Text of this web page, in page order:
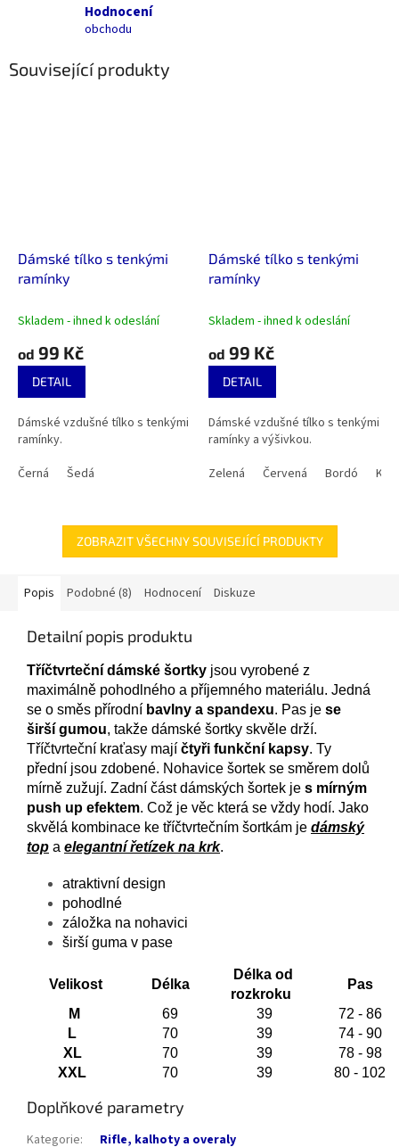
Hodnocení
obchodu
Související produkty
Dámské tílko s tenkými
ramínky
Skladem - ihned k odeslání
od 99 Kč
DETAIL
Dámské vzdušné tílko s tenkými
ramínky.
Černá
Šedá
Dámské tílko s tenkými
ramínky
Skladem - ihned k odeslání
od 99 Kč
DETAIL
Dámské vzdušné tílko s tenkými
ramínky a výšivkou.
Zelená
Červená Bordó
ZOBRAZIT VŠECHNY SOUVISEJÍCÍ PRODUKTY
Popis Podobné (8) Hodnocení Diskuze
Detailní popis produktu
Tříčtvrteční dámské šortky jsou vyrobené z
maximálně pohodlného a příjemného materiálu. Jedná
se o směs přírodní bavlny a spandexu. Pas je se
širší gumou, takže dámské šortky skvěle drží.
Tříčtvrteční kraťasy mají čtyři funkční kapsy. Ty
přední jsou zdobené. Nohavice šortek se směrem dolů
mírně zužují. Zadní část dámských šortek je s mírným
push up efektem. Což je věc která se vždy hodí. Jako
skvělá kombinace ke tříčtvrtečním šortkám je dámský
top a elegantní řetízek na krk.
atraktivní design
pohodlné
záložka na nohavici
širší guma v pase
Velikost Délka
Délka od
rozkroku
Pas
M
69 39
72 - 86
L
70 39
74 - 90
XL
70 39
78 - 98
XXL
70 39 80 - 102
Doplňkové parametry
Kategorie: Rifle, kalhoty a overaly